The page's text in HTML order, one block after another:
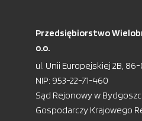
Przedsiębiorstwo
o.o.
ul. Unii Europejskiej 2B,
NIP: 953-22-71-460
Sąd Rejonowy w
Gospodarczy Krajowego